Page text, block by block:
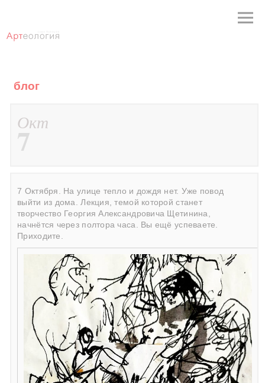
блог
Окт
7
7 Октября. На улице тепло и дождя нет. Уже повод
выйти из дома. Лекция, темой которой станет
творчество Георгия Александровича Щетинина,
начнётся через полтора часа. Вы ещё успеваете.
Приходите.